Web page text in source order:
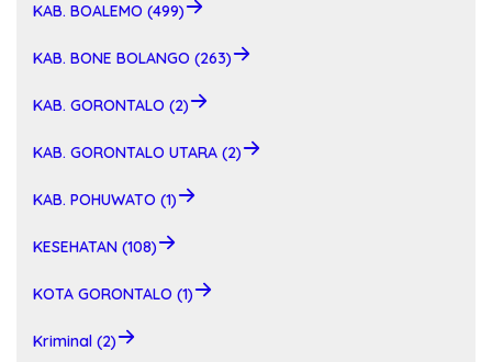
KAB. BOALEMO (499)
KAB. BONE BOLANGO (263)
KAB. GORONTALO (2)
KAB. GORONTALO UTARA (2)
KAB. POHUWATO (1)
KESEHATAN (108)
KOTA GORONTALO (1)
Kriminal (2)